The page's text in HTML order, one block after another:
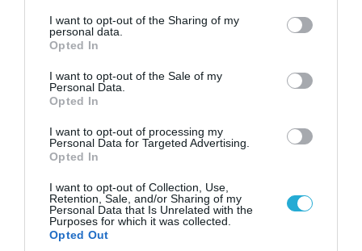
not limited to your visit or usage behaviour. You may click to
grant or deny consent to Google and its third-party tags to
use your data for below specified purposes in below Google
consent section.
I want to opt-out of the Sharing of my
personal data.
Opted In
I want to opt-out of the Sale of my
Personal Data.
Opted In
I want to opt-out of processing my
Personal Data for Targeted Advertising.
Opted In
I want to opt-out of Collection, Use,
Retention, Sale, and/or Sharing of my
Personal Data that Is Unrelated with the
Purposes for which it was collected.
Opted Out
05.08.2026 | 22:02
Αδειάζουν το Κραματόρσκ οι Ουκρανοί: